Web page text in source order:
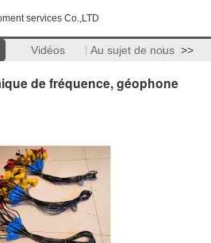
services Co.,LTD
Vidéos Au sujet de nous >>
de fréquence, géophone